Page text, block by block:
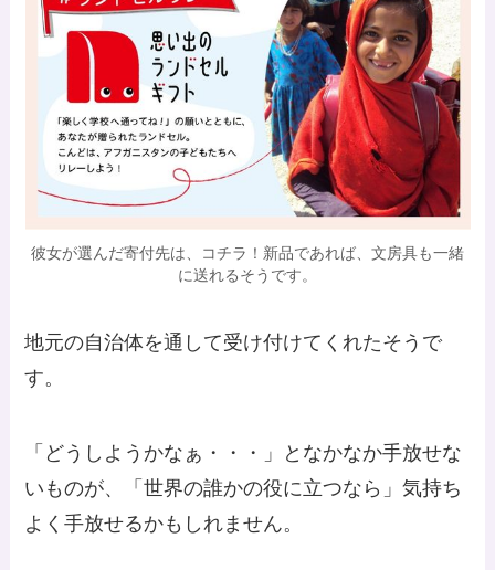
彼女が選んだ寄付先は、コチラ！新品であれば、文房具も一緒
に送れるそうです。
地元の自治体を通して受け付けてくれたそうで
す。
「どうしようかなぁ・・・」となかなか手放せな
いものが、「世界の誰かの役に立つなら」気持ち
よく手放せるかもしれません。